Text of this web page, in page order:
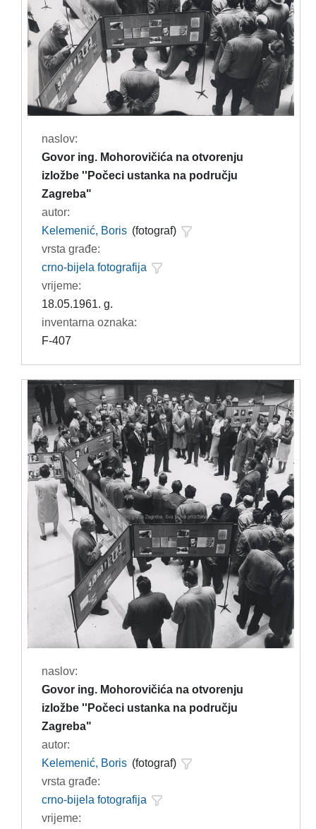
naslov:
Govor ing. Mohorovičića na otvorenju
izložbe ''Počeci ustanka na području
Zagreba"
autor:
Kelemenić, Boris (fotograf)
vrsta građe:
crno-bijela fotografija
vrijeme:
18.05.1961. g.
inventarna oznaka:
F-407
naslov:
Govor ing. Mohorovičića na otvorenju
izložbe ''Počeci ustanka na području
Zagreba"
autor:
Kelemenić, Boris (fotograf)
vrsta građe:
crno-bijela fotografija
vrijeme: